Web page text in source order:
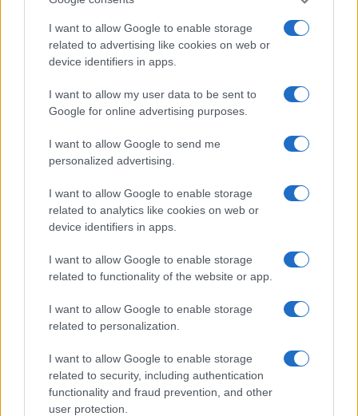
I want to allow Google to enable storage
related to advertising like cookies on web or
device identifiers in apps.
I want to allow my user data to be sent to
Google for online advertising purposes.
I want to allow Google to send me
personalized advertising.
I want to allow Google to enable storage
related to analytics like cookies on web or
device identifiers in apps.
I want to allow Google to enable storage
related to functionality of the website or app.
I want to allow Google to enable storage
related to personalization.
I want to allow Google to enable storage
related to security, including authentication
functionality and fraud prevention, and other
user protection.
I nostri cari
I nostri cari
Giovannimaria Cabras
Invia un Comunicato Stampa | Segnala